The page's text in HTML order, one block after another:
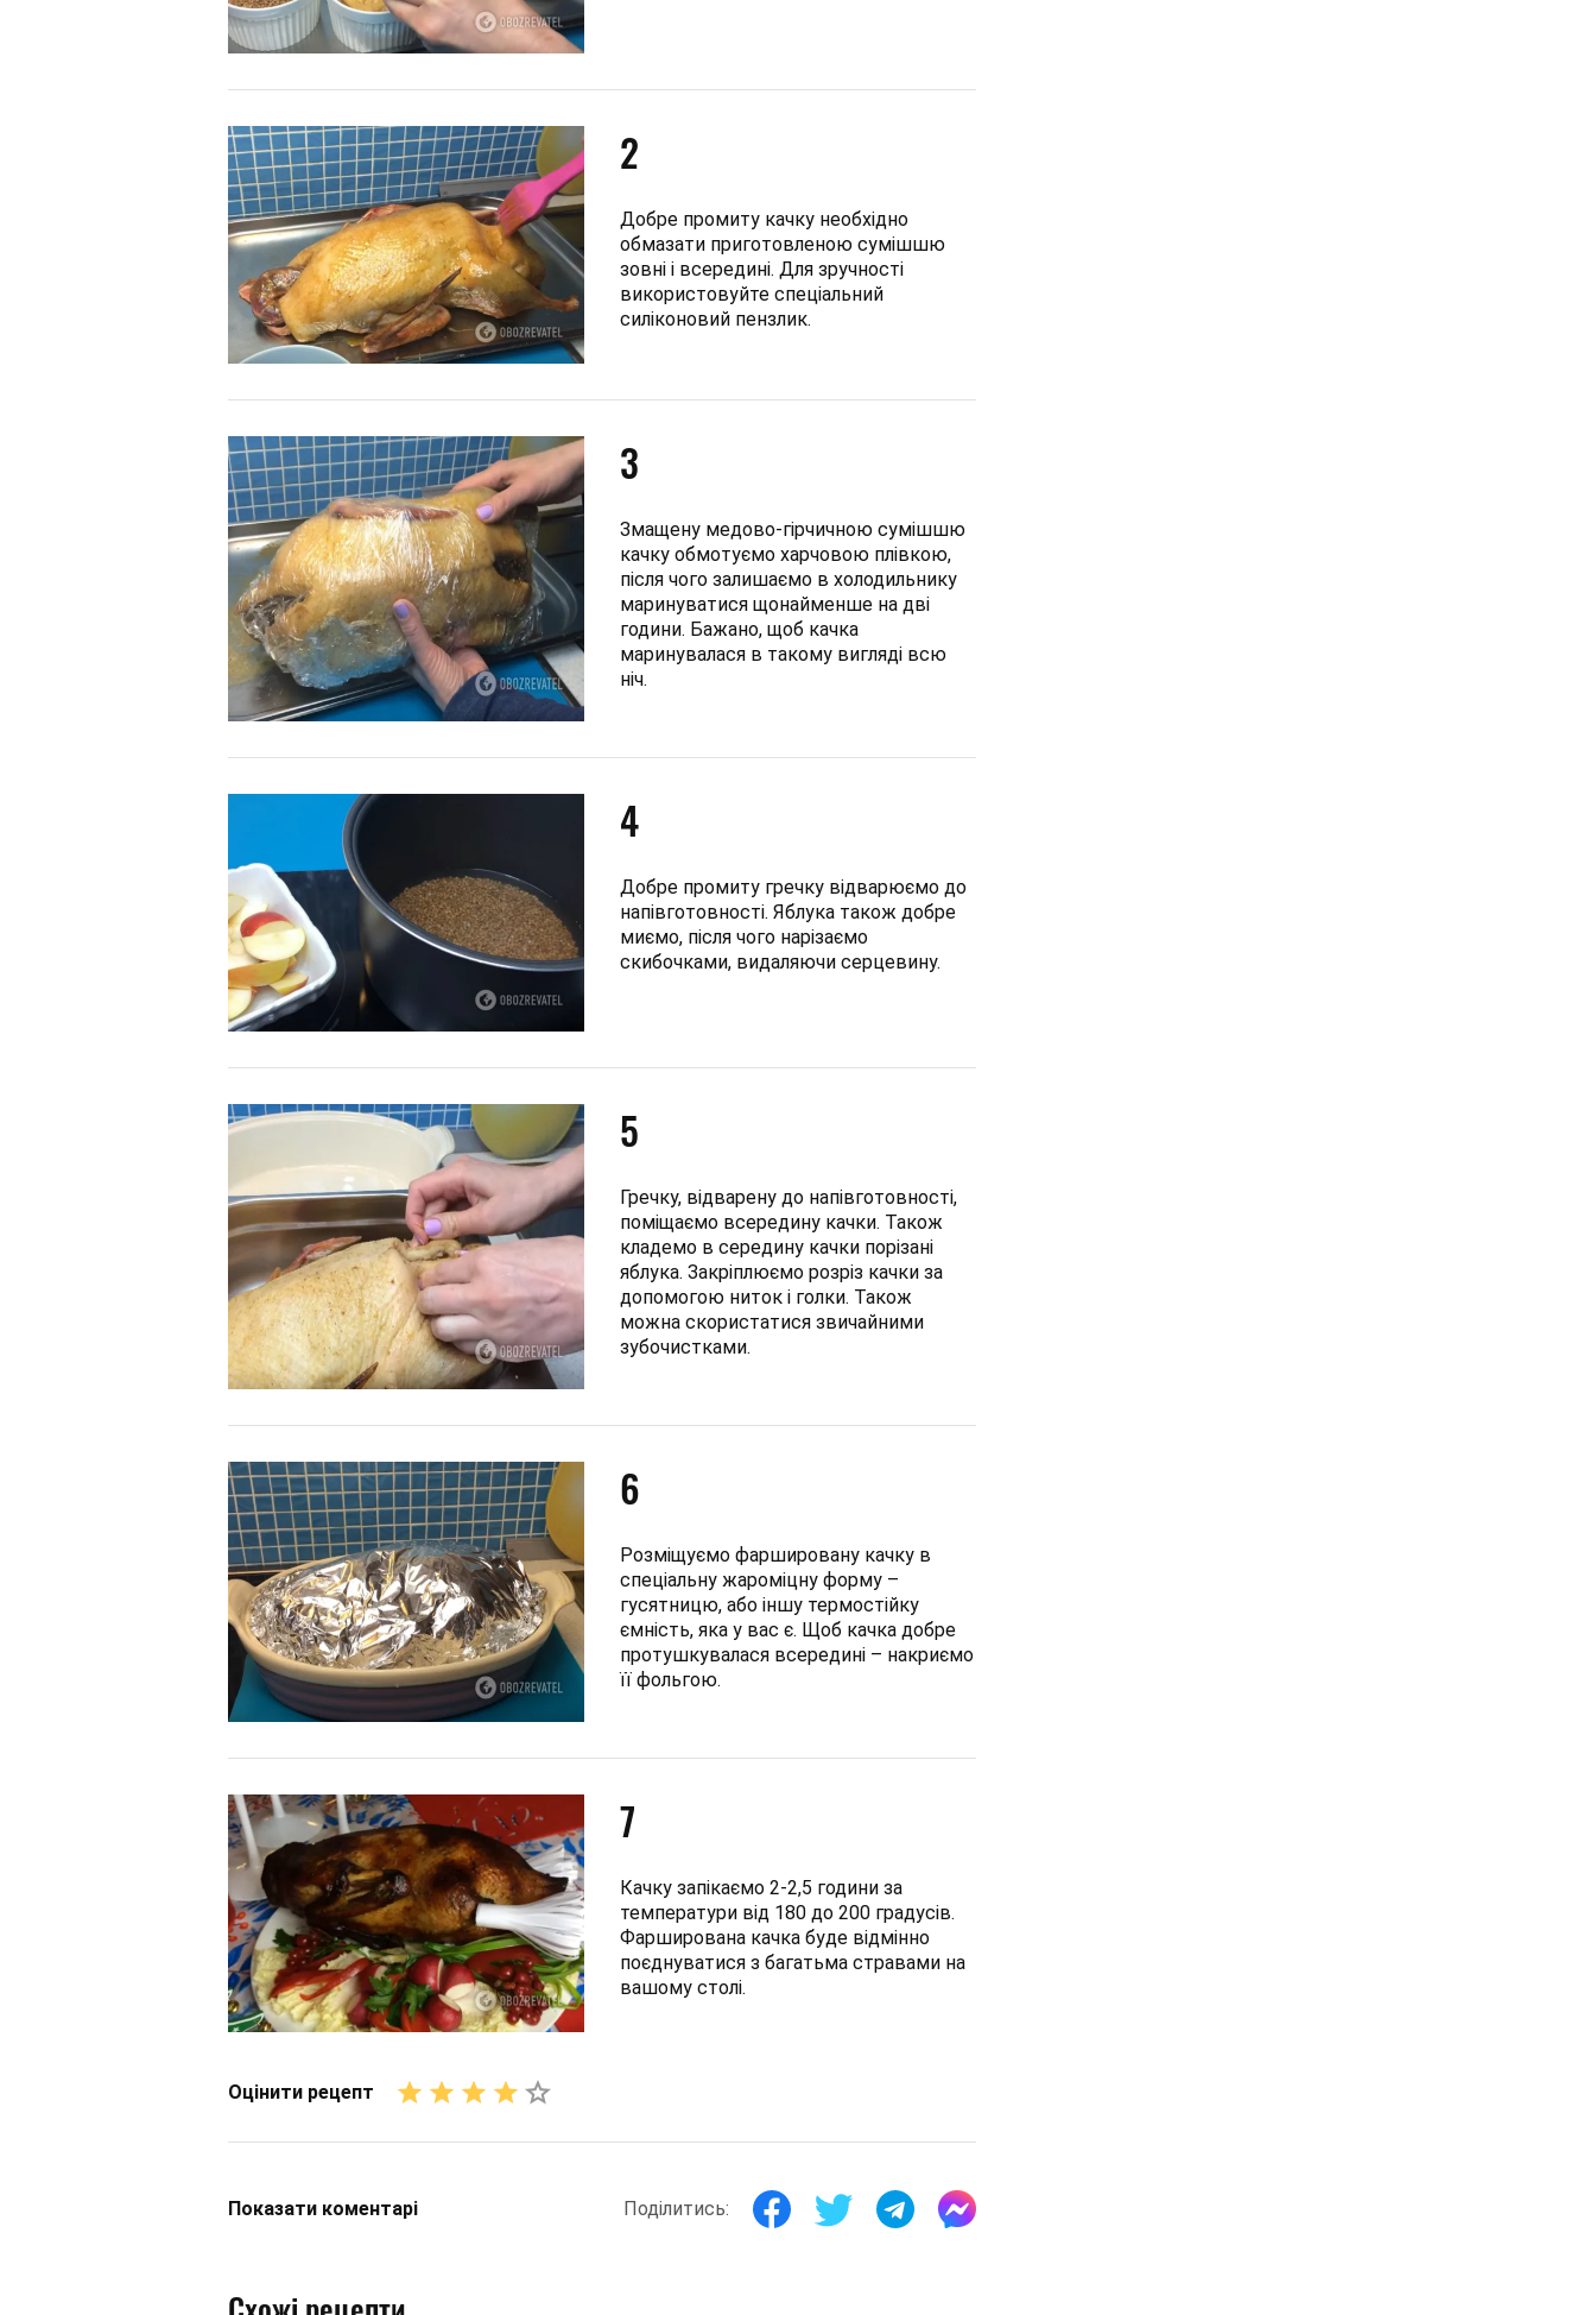
2
Добре промиту качку необхідно
обмазати приготовленою сумішшю
зовні і всередині. Для зручності
використовуйте спеціальний
силіконовий пензлик.
3
Змащену медово-гірчичною сумішшю
качку обмотуємо харчовою плівкою,
після чого залишаємо в холодильнику
маринуватися щонайменше на дві
години. Бажано, щоб качка
маринувалася в такому вигляді всю
ніч.
4
Добре промиту гречку відварюємо до
напівготовності. Яблука також добре
миємо, після чого нарізаємо
скибочками, видаляючи серцевину.
5
Гречку, відварену до напівготовності,
поміщаємо всередину качки. Також
кладемо в середину качки порізані
яблука. Закріплюємо розріз качки за
допомогою ниток і голки. Також
можна скористатися звичайними
зубочистками.
6
Розміщуємо фаршировану качку в
спеціальну жароміцну форму –
гусятницю, або іншу термостійку
ємність, яка у вас є. Щоб качка добре
протушкувалася всередині – накриємо
її фольгою.
7
Качку запікаємо 2-2,5 години за
температури від 180 до 200 градусів.
Фарширована качка буде відмінно
поєднуватися з багатьма стравами на
вашому столі.
Оцінити рецепт
Показати коментарі Поділитись: